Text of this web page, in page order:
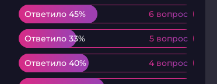
Ответило 45% 6 вопрос
Ответило 45% 6 вопрос
Ответило 33% 5 вопрос
Ответило 33% 5 вопрос
Ответило 40% 4 вопрос
Ответило 40% 4 вопрос